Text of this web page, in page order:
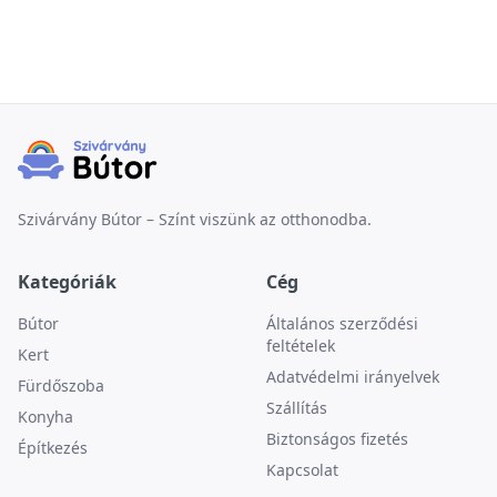
Szivárvány Bútor – Színt viszünk az otthonodba.
Kategóriák
Bútor
Kert
Fürdőszoba
Konyha
Építkezés
Cég
Általános szerződési
feltételek
Adatvédelmi irányelvek
Szállítás
Biztonságos fizetés
Kapcsolat